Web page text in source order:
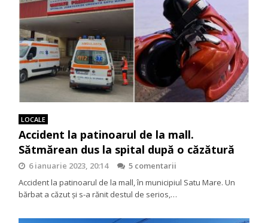
LOCALE
Accident la patinoarul de la mall.
Sătmărean dus la spital după o căzătură
6 ianuarie 2023, 20:14
5 comentarii
Accident la patinoarul de la mall, în municipiul Satu Mare. Un
bărbat a căzut și s-a rănit destul de serios,…